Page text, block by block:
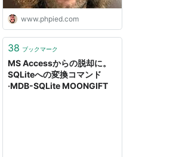
www.phpied.com
38 ブックマーク
MS Accessからの脱却に。
SQLiteへの変換コマンド
·MDB-SQLite MOONGIFT